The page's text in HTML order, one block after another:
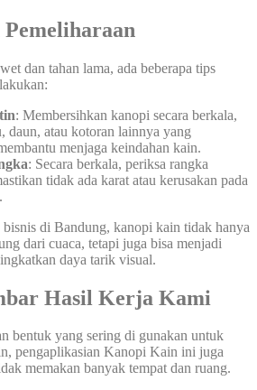
dan tahan lama, ada beberapa tips
: Membersihkan kanopi secara berkala,
daun, atau kotoran lainnya yang
menjaga keindahan kain.
: Secara berkala, periksa rangka
tidak ada karat atau kerusakan pada
di Bandung, kanopi kain tidak hanya
dari cuaca, tetapi juga bisa menjadi
daya tarik visual.
Hasil Kerja Kami
bentuk yang sering di gunakan untuk
pengaplikasian Kanopi Kain ini juga
memakan banyak tempat dan ruang.